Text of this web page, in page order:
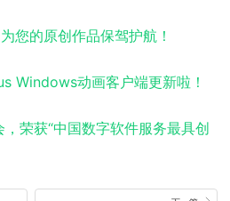
您的原创作品保驾护航！
Windows动画客户端更新啦！
荣获“中国数字软件服务最具创